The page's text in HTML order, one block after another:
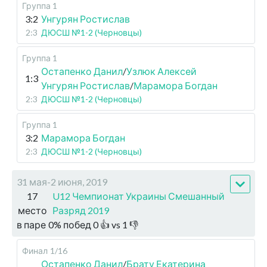
Группа 1
3:2 Унгурян Ростислав
2:3 ДЮСШ №1-2 (Черновцы)
Группа 1
1:3
Остапенко Данил/Узлюк Алексей
Унгурян Ростислав/Марамора Богдан
2:3 ДЮСШ №1-2 (Черновцы)
Группа 1
3:2 Марамора Богдан
2:3 ДЮСШ №1-2 (Черновцы)
31 мая-2 июня, 2019
17
место
U12 Чемпионат Украины Смешанный
Разряд 2019
в паре 0% побед 0👍 vs 1 👎
Финал 1/16
Остапенко Данил/Брату Екатерина